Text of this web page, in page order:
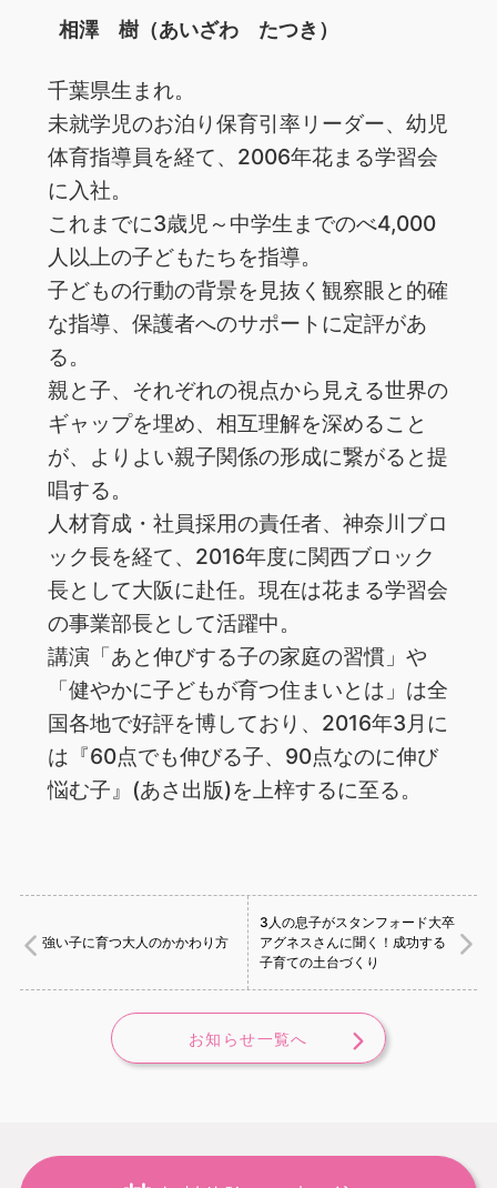
相澤 樹（あいざわ たつき）
千葉県生まれ。
未就学児のお泊り保育引率リーダー、幼児
体育指導員を経て、2006年花まる学習会
に入社。
これまでに3歳児～中学生までのべ4,000
人以上の子どもたちを指導。
子どもの行動の背景を見抜く観察眼と的確
な指導、保護者へのサポートに定評があ
る。
親と子、それぞれの視点から見える世界の
ギャップを埋め、相互理解を深めること
が、よりよい親子関係の形成に繋がると提
唱する。
人材育成・社員採用の責任者、神奈川ブロ
ック長を経て、2016年度に関西ブロック
長として大阪に赴任。現在は花まる学習会
の事業部長として活躍中。
講演「あと伸びする子の家庭の習慣」や
「健やかに子どもが育つ住まいとは」は全
国各地で好評を博しており、2016年3月に
は『60点でも伸びる子、90点なのに伸び
悩む子』(あさ出版)を上梓するに至る。
強い子に育つ大人のかかわり方
3人の息子がスタンフォード大卒
アグネスさんに聞く！成功する
子育ての土台づくり
お知らせ一覧へ